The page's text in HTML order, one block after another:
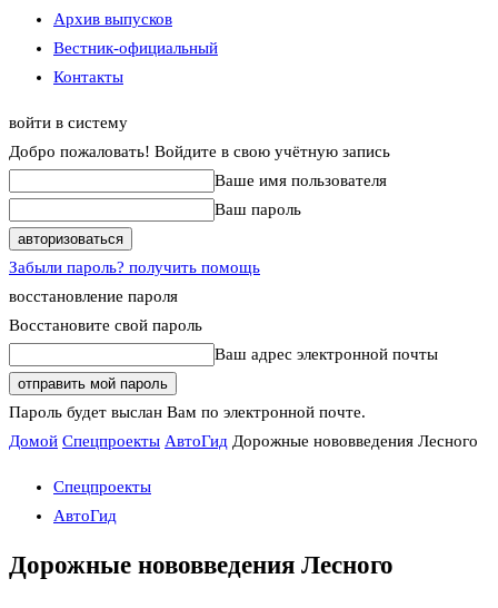
Архив выпусков
Вестник-официальный
Контакты
войти в систему
Добро пожаловать! Войдите в свою учётную запись
Ваше имя пользователя
Ваш пароль
Забыли пароль? получить помощь
восстановление пароля
Восстановите свой пароль
Ваш адрес электронной почты
Пароль будет выслан Вам по электронной почте.
Домой Спецпроекты АвтоГид Дорожные нововведения Лесного
Спецпроекты
АвтоГид
Дорожные нововведения Лесного